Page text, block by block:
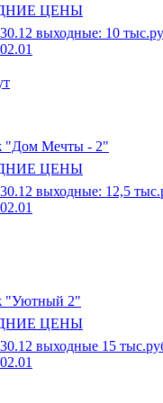
ЦЕНЫ
выходные: 10
ЦЕНЫ
выходные: 12,5
ЦЕНЫ
выходные 15